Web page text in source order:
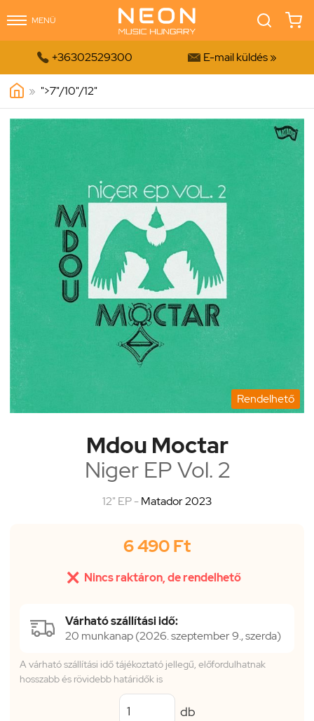
MENÜ
 +36302529300  E-mail küldés »
» ">7"/10"/12"
Rendelhető
Mdou Moctar
Niger EP Vol. 2
12" EP -Matador 2023
6 490 Ft
 Nincs raktáron, de rendelhető
Várható szállítási idő:
20 munkanap (2026. szeptember 9., szerda)
A várható szállítási idő tájékoztató jellegű, előfordulhatnak
hosszabb és rövidebb határidők is
db